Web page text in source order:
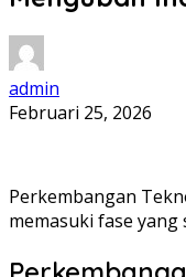
admin
Februari 25, 2026
Perkembangan
memasuki fase